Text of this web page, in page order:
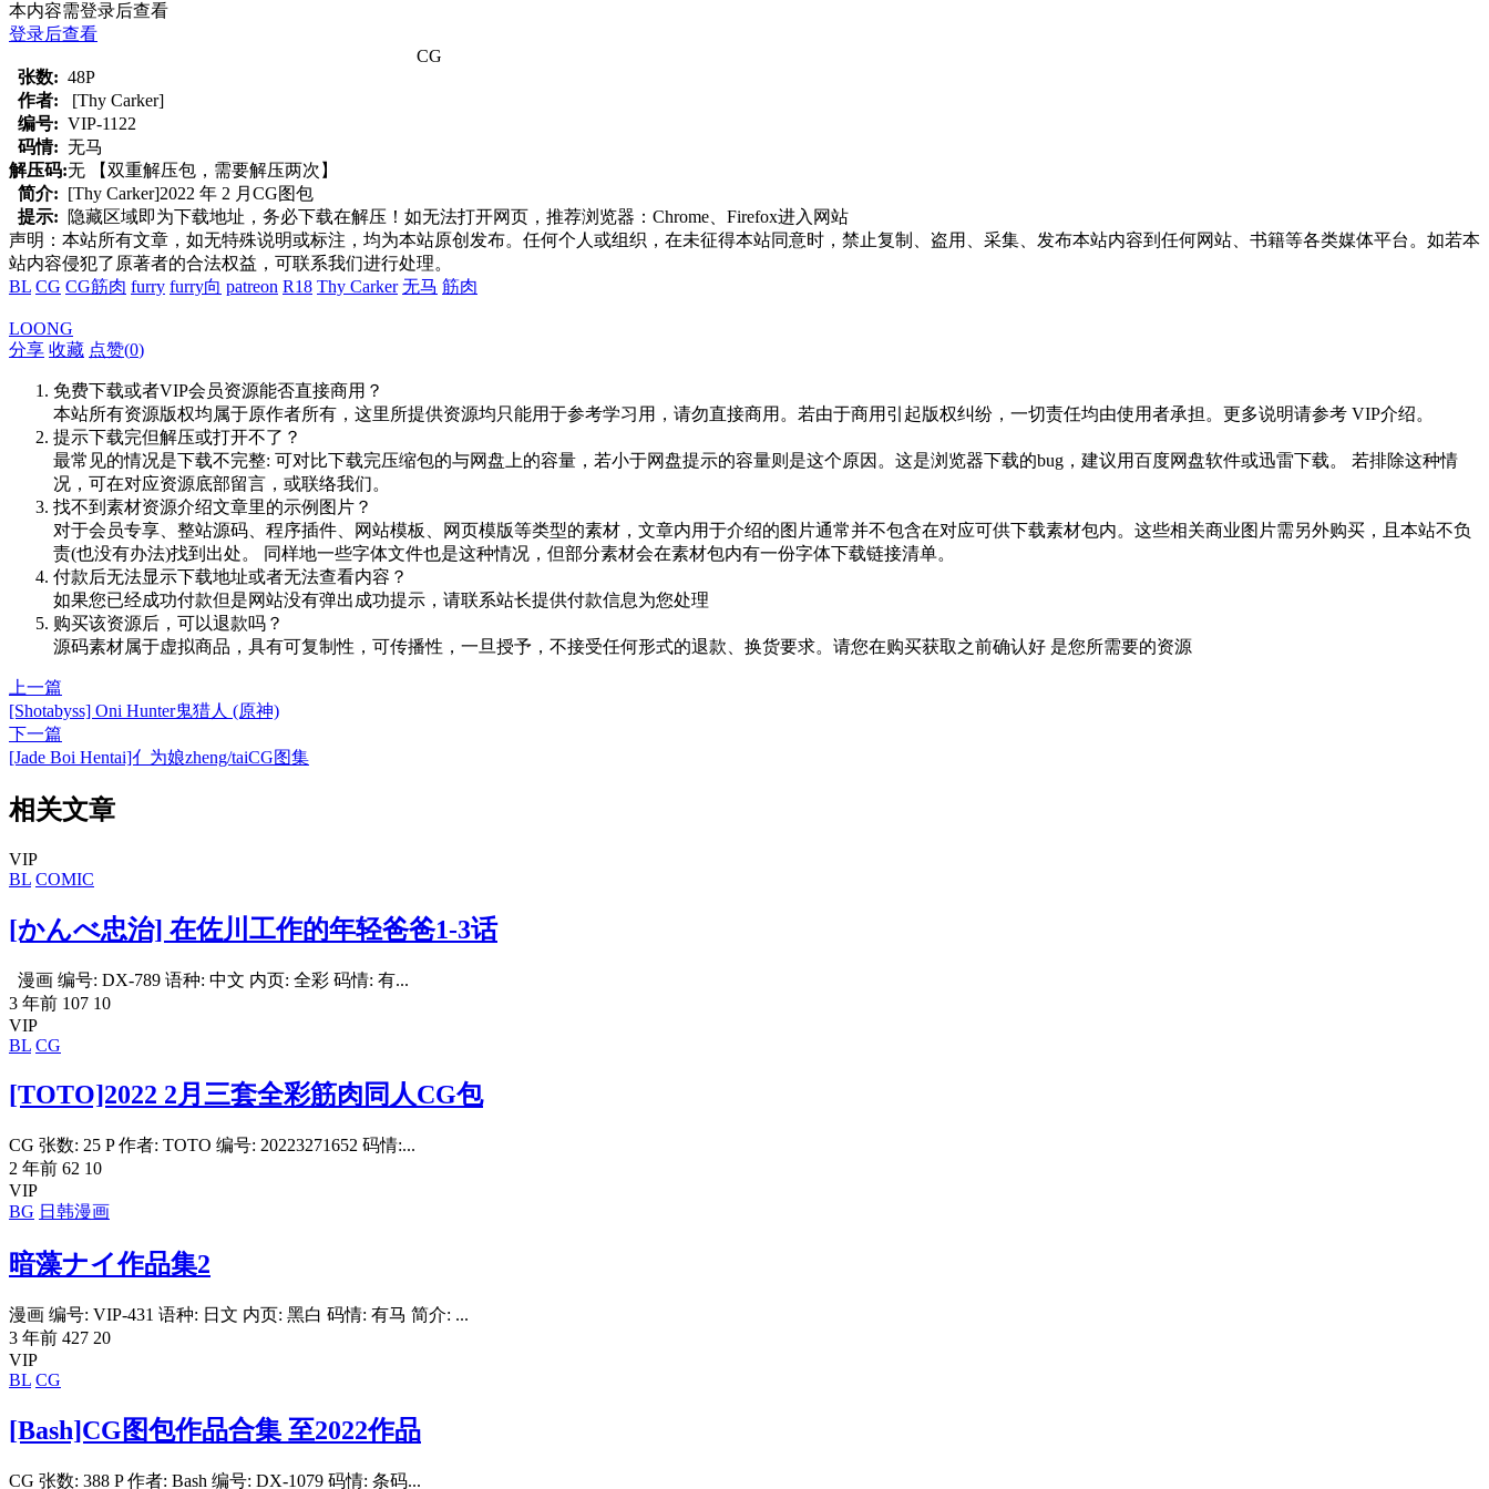
本内容需登录后查看
登录后查看
CG
张数: 48P
作者:
[Thy Carker]
编号: VIP-1122
码情: 无马
解压码:无 【双重解压包，需要解压两次】
简介: [Thy Carker]2022 年 2 月CG图包
提示:
隐藏区域即为下载地址，务必下载在解压！如无法打开网页，推荐浏览器：Chrome、Firefox进入网站
声明：本站所有文章，如无特殊说明或标注，均为本站原创发布。任何个人或组织，在未征得本站同意时，禁止复制、盗用、采集、发布本站内容到任何网站、书籍等各类媒体平台。如若本
站内容侵犯了原著者的合法权益，可联系我们进行处理。
BL CG CG筋肉 furry furry向 patreon R18 Thy Carker 无马 筋肉
LOONG
分享 收藏 点赞(0)
免费下载或者VIP会员资源能否直接商用？
本站所有资源版权均属于原作者所有，这里所提供资源均只能用于参考学习用，请勿直接商用。若由于商用引起版权纠纷，一切责任均由使用者承担。更多说明请参考 VIP介绍。
提示下载完但解压或打开不了？
最常见的情况是下载不完整: 可对比下载完压缩包的与网盘上的容量，若小于网盘提示的容量则是这个原因。这是浏览器下载的bug，建议用百度网盘软件或迅雷下载。 若排除这种情
况，可在对应资源底部留言，或联络我们。
找不到素材资源介绍文章里的示例图片？
对于会员专享、整站源码、程序插件、网站模板、网页模版等类型的素材，文章内用于介绍的图片通常并不包含在对应可供下载素材包内。这些相关商业图片需另外购买，且本站不负
责(也没有办法)找到出处。 同样地一些字体文件也是这种情况，但部分素材会在素材包内有一份字体下载链接清单。
付款后无法显示下载地址或者无法查看内容？
如果您已经成功付款但是网站没有弹出成功提示，请联系站长提供付款信息为您处理
购买该资源后，可以退款吗？
源码素材属于虚拟商品，具有可复制性，可传播性，一旦授予，不接受任何形式的退款、换货要求。请您在购买获取之前确认好 是您所需要的资源
上一篇
[Shotabyss] Oni Hunter鬼猎人 (原神)
下一篇
[Jade Boi Hentai]亻为娘zheng/taiCG图集
相关文章
VIP
BL COMIC
[かんべ忠治] 在佐川工作的年轻爸爸1-3话
漫画 编号: DX-789 语种: 中文 内页: 全彩 码情: 有...
3 年前 107 10
VIP
BL CG
[TOTO]2022 2月三套全彩筋肉同人CG包
CG 张数: 25 P 作者: TOTO 编号: 20223271652 码情:...
2 年前 62 10
VIP
BG 日韩漫画
暗藻ナイ作品集2
漫画 编号: VIP-431 语种: 日文 内页: 黑白 码情: 有马 简介: ...
3 年前 427 20
VIP
BL CG
[Bash]CG图包作品合集 至2022作品
CG 张数: 388 P 作者: Bash 编号: DX-1079 码情: 条码...